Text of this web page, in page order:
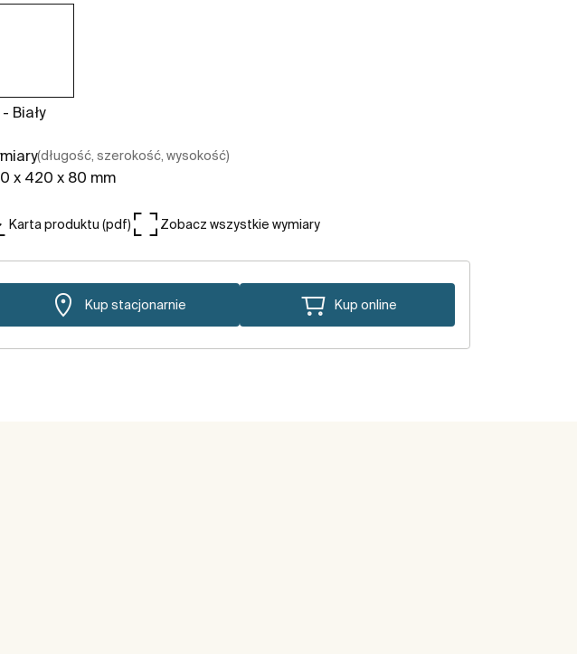
Biały
(długość, szerokość, wysokość)
x 420 x 80 mm
Karta produktu (pdf) Zobacz wszystkie wymiary
Kup stacjonarnie Kup online